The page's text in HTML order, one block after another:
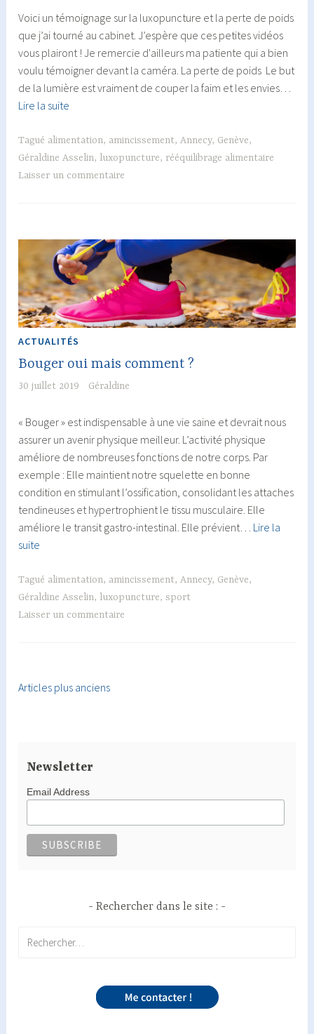
Voici un témoignage sur la luxopuncture et la perte de poids
que j’ai tourné au cabinet. J’espère que ces petites vidéos
vous plairont ! Je remercie d'ailleurs ma patiente qui a bien
voulu témoigner devant la caméra. La perte de poids Le but
de la lumière est vraiment de couper la faim et les envies…
Lire la suite
luxopuncture
et
perte
Tagué alimentation, amincissement,Annecy, Genève,
Géraldine Asselin, luxopuncture, rééquilibrage alimentaire
Laisser un commentaire
ACTUALITÉS
Bouger oui mais comment ?
30 juillet 2019 Géraldine
« Bouger » est indispensable à une vie saine et devrait nous
assurer un avenir physique meilleur. L’activité physique
améliore de nombreuses fonctions de notre corps. Par
exemple : Elle maintient notre squelette en bonne
condition en stimulant l’ossification, consolidant les attaches
tendineuses et hypertrophient le tissu musculaire. Elle
améliore le transit gastro-intestinal. Elle prévient… Lire la
suite
mais
comment
?
Tagué alimentation, amincissement,Annecy, Genève,
Géraldine Asselin, luxopuncture,sport
Laisser un commentaire
Navigation
Articles plus anciens
Newsletter
Email Address
Rechercher dans le site :